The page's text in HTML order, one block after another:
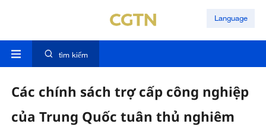
Language
tìm kiếm
Các chính sách trợ cấp công nghiệp
của Trung Quốc tuân thủ nghiêm